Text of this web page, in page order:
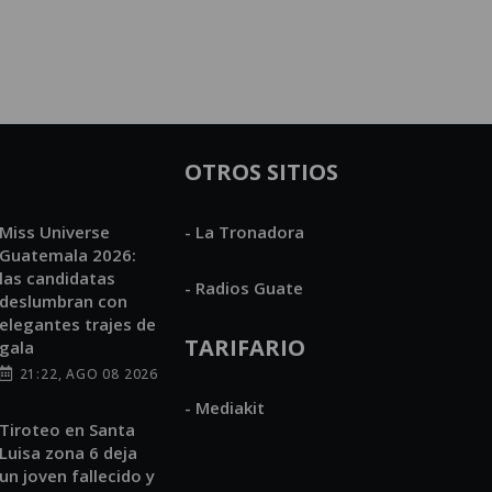
Miss Universe
Guatemala 2026:
las candidatas
deslumbran con
elegantes trajes de
gala
21:22, AGO 08 2026
Tiroteo en Santa
Luisa zona 6 deja
un joven fallecido y
OTROS SITIOS
- La Tronadora
- Radios Guate
TARIFARIO
- Mediakit